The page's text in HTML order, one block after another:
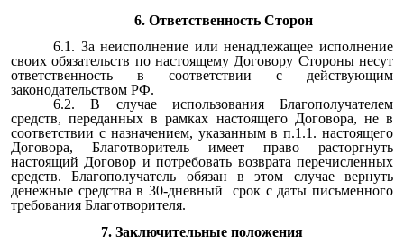
6. Ответственность Сторон
6.1. За неисполнение или ненадлежащее исполнение
своих обязательств по настоящему Договору Стороны несут
ответственность в соответствии с действующим
законодательством РФ.
6.2. В случае использования Благополучателем
средств, переданных в рамках настоящего Договора, не в
соответствии с назначением, указанным в п.1.1. настоящего
Договора, Благотворитель имеет право расторгнуть
настоящий Договор и потребовать возврата перечисленных
средств. Благополучатель обязан в этом случае вернуть
денежные средства в 30-дневный срок с даты письменного
требования Благотворителя.
7. Заключительные положения